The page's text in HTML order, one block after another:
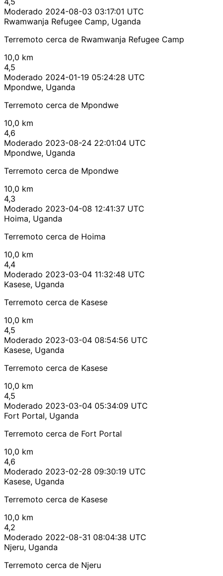
Moderado 2024-08-03 03:17:01 UTC
Rwamwanja Refugee Camp, Uganda
Terremoto cerca de Rwamwanja Refugee Camp
10,0 km
4,5
Moderado 2024-01-19 05:24:28 UTC
Mpondwe, Uganda
Terremoto cerca de Mpondwe
10,0 km
4,6
Moderado 2023-08-24 22:01:04 UTC
Mpondwe, Uganda
Terremoto cerca de Mpondwe
10,0 km
4,3
Moderado 2023-04-08 12:41:37 UTC
Hoima, Uganda
Terremoto cerca de Hoima
10,0 km
4,4
Moderado 2023-03-04 11:32:48 UTC
Kasese, Uganda
Terremoto cerca de Kasese
10,0 km
4,5
Moderado 2023-03-04 08:54:56 UTC
Kasese, Uganda
Terremoto cerca de Kasese
10,0 km
4,5
Moderado 2023-03-04 05:34:09 UTC
Fort Portal, Uganda
Terremoto cerca de Fort Portal
10,0 km
4,6
Moderado 2023-02-28 09:30:19 UTC
Kasese, Uganda
Terremoto cerca de Kasese
10,0 km
4,2
Moderado 2022-08-31 08:04:38 UTC
Njeru, Uganda
Terremoto cerca de Njeru